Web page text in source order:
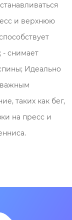
на верхней
верхней
вида
и верхнюю
- снимает
Идеально
важным
таких как бег,
на пресс и